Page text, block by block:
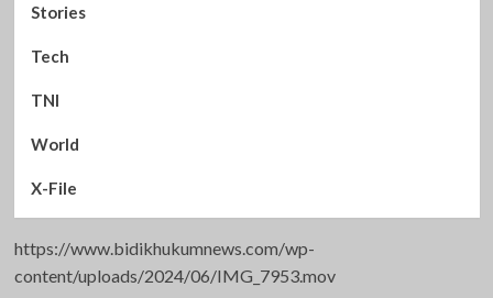
Stories
Tech
TNI
World
X-File
https://www.bidikhukumnews.com/wp-
content/uploads/2024/06/IMG_7953.mov